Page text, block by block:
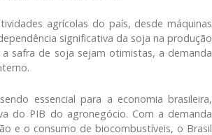
agrícolas do país, desde máquinas
significativa da soja na produção
safra de soja sejam otimistas, a demanda
essencial para a economia brasileira,
do PIB do agronegócio. Com a demanda
e o consumo de biocombustíveis, o Brasil